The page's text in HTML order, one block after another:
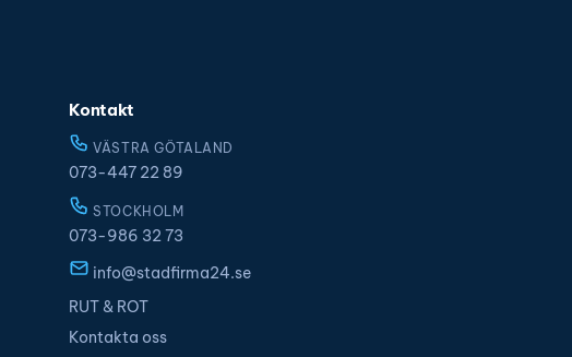
Kontakt
VÄSTRA GÖTALAND
073-447 22 89
STOCKHOLM
073-986 32 73
info@stadfirma24.se
RUT & ROT
Kontakta oss